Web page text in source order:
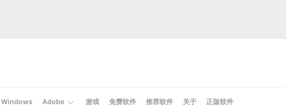
Windows Adobe 游戏 免费软件 推荐软件 关于 正版软件